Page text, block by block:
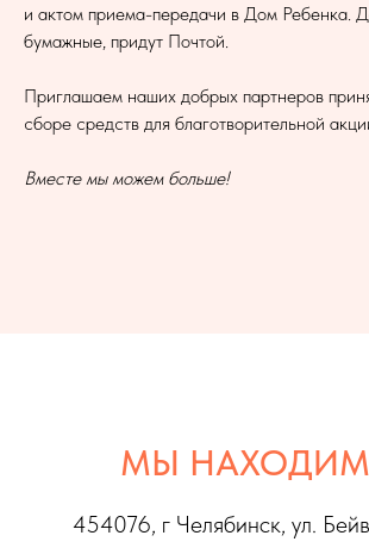
и актом приема-передачи в Дом Ребенка.
бумажные, придут Почтой.
Приглашаем наших добрых партнеров
сборе средств для благотворительной
Вместе мы можем больше!
МЫ
454076, г Челябинск, ул.